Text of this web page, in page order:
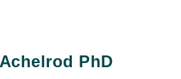
PhD